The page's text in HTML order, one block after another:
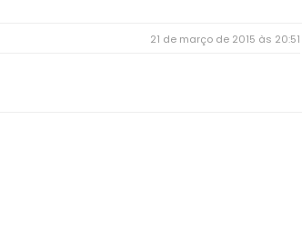
21 de março de 2015 às 20:51